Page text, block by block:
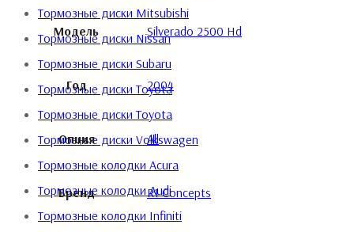
Тормозные диски Mitsubishi
Тормозные диски Nissan
Тормозные диски Subaru
Тормозные диски Toyota
Тормозные диски Toyota
Тормозные диски Volkswagen
Тормозные колодки Acura
Тормозные колодки Audi
Тормозные колодки Infiniti
Модель Silverado 2500 Hd
Год 2004
Опция All
Бренд R1 Concepts